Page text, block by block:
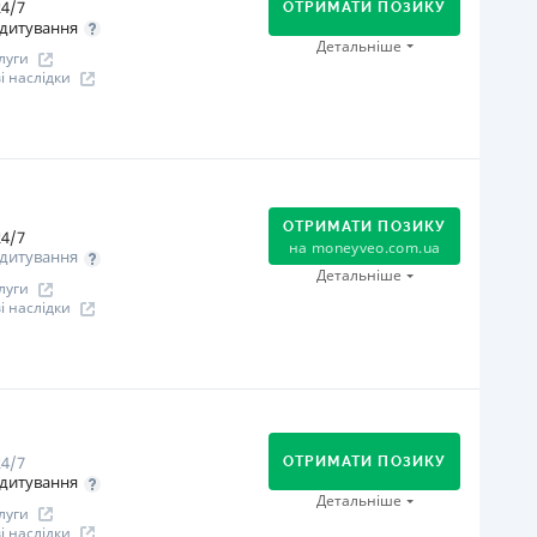
Оплата на розрахунковий рахунок
Через термінали самообслуговування
НБУ
7
ОТРИМАТИ ПОЗИКУ
Детальніше
Оплата на розрахунковий рахунок
Онлайн (через сайт або інтернет-банкінг)
НБУ
переоформлена 07.03.2024 р.
7
ОТРИМАТИ ПОЗИКУ
на moneyveo.com.ua
Детальніше
Онлайн (через сайт або інтернет-банкінг)
Через термінали Приватбанку
Через відділення банків-партнерів
Через термінали самообслуговування
7
ОТРИМАТИ ПОЗИКУ
Детальніше